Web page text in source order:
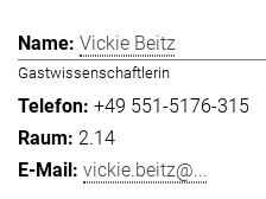
Vickie Beitz
Gastwissenschaftlerin
+49 551-5176-315
2.14
vickie.beitz@...